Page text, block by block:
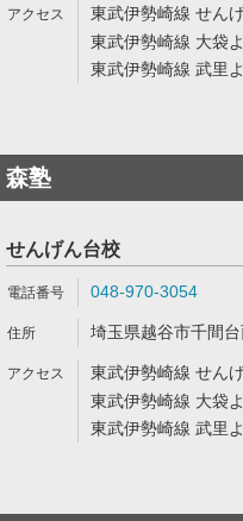
東武伊勢崎線 せん
東武伊勢崎線 大袋
東武伊勢崎線 武里
森塾
せんげん台校
048-970-3054
埼玉県越谷市千間
東武伊勢崎線 せん
東武伊勢崎線 大袋
東武伊勢崎線 武里